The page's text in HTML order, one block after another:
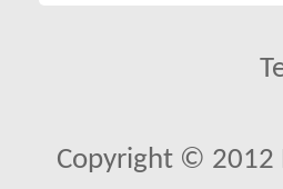
Copyright © 2012